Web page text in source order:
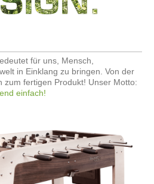
für uns, Mensch,
in Einklang zu bringen. Von der
zum fertigen Produkt! Unser Motto:
einfach!